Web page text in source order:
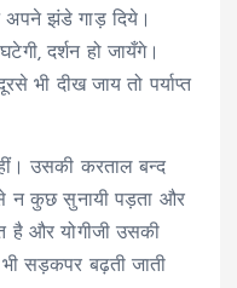
अपने झंडे गाड़ दिये।
दर्शन हो जायँगे।
भी दीख जाय तो पर्याप्त
उसकी करताल बन्द
न कुछ सुनायी पड़ता और
है और योगीजी उसकी
सड़कपर बढ़ती जाती